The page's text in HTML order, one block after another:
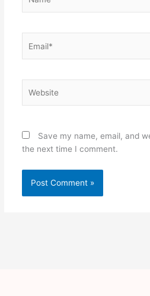
Save my name, email, and
the next time I comment.